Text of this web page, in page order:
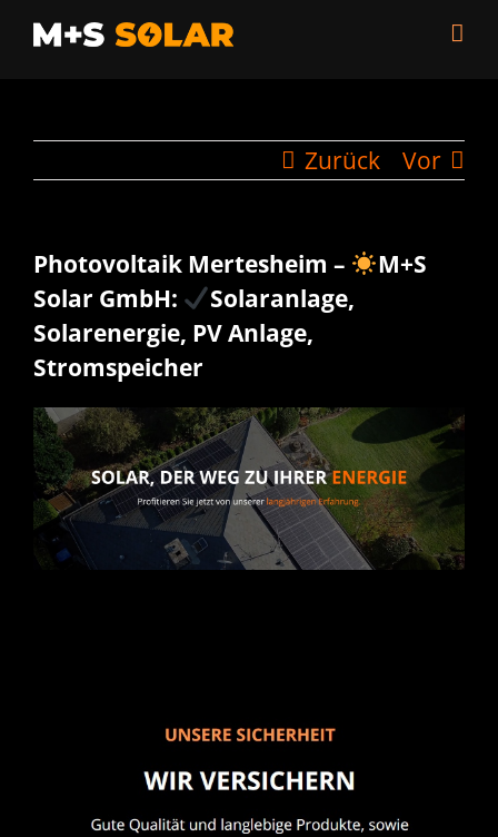
Zum
Inhalt
Zurück Vor
Photovoltaik Mertesheim –
M+S
Solar GmbH:
Solaranlage,
Solarenergie, PV Anlage,
Stromspeicher